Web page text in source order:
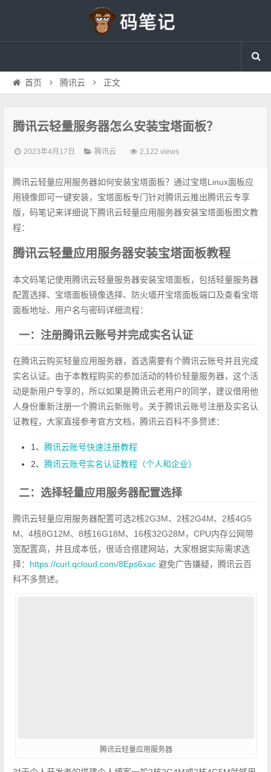
首页 腾讯云 正文
腾讯云轻量服务器怎么安装宝塔面板？
2023年4月17日 腾讯云 2,122 views
腾讯云轻量应用服务器如何安装宝塔面板？通过宝塔Linux面板应
用镜像即可一键安装，宝塔面板专门针对腾讯云推出腾讯云专享
版，码笔记来详细说下腾讯云轻量应用服务器安装宝塔面板图文教
程：
腾讯云轻量应用服务器安装宝塔面板教程
本文码笔记使用腾讯云轻量服务器安装宝塔面板，包括轻量服务器
配置选择、宝塔面板镜像选择、防火墙开宝塔面板端口及查看宝塔
面板地址、用户名与密码详细流程：
一：注册腾讯云账号并完成实名认证
在腾讯云购买轻量应用服务器，首选需要有个腾讯云账号并且完成
实名认证。由于本教程购买的参加活动的特价轻量服务器，这个活
动是新用户专享的，所以如果是腾讯云老用户的同学，建议借用他
人身份重新注册一个腾讯云新账号。关于腾讯云账号注册及实名认
证教程，大家直接参考官方文档，腾讯云百科不多赘述：
1、 腾讯云账号快速注册教程
2、 腾讯云账号实名认证教程（个人和企业）
二：选择轻量应用服务器配置选择
腾讯云轻量应用服务器配置可选2核2G3M、2核2G4M、2核4G5
M、4核8G12M、8核16G18M、16核32G28M，CPU内存公网带
宽配置高，并且成本低，很适合搭建网站，大家根据实际需求选
择： https://curl.qcloud.com/8Eps6xac 避免广告嫌疑，腾讯云百
科不多赘述。
腾讯云轻量应用服务器